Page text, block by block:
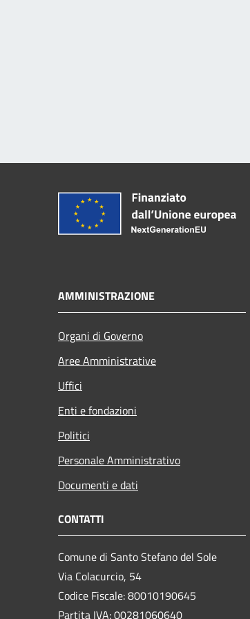
AMMINISTRAZIONE
Organi di Governo
Aree Amministrative
Uffici
Enti e fondazioni
Politici
Personale Amministrativo
Documenti e dati
CONTATTI
Comune di Santo Stefano del Sole
Via Colacurcio, 54
Codice Fiscale: 80010190645
Partita IVA: 00281060640